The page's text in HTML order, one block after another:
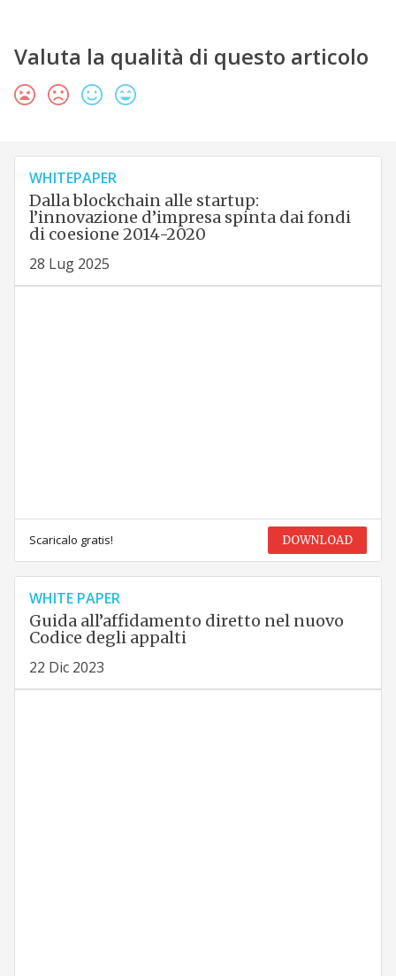
Valuta la qualità di questo articolo
WHITEPAPER
Dalla blockchain alle startup:
l’innovazione d’impresa spinta dai fondi
di coesione 2014-2020
28 Lug 2025
Scaricalo gratis! DOWNLOAD
WHITE PAPER
Guida all’affidamento diretto nel nuovo
Codice degli appalti
22 Dic 2023